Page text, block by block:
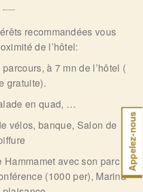
Appelez-nous
recommandées vous
de l’hôtel:
à 7 mn de l’hôtel (
gratuite).
en quad, …
vélos, banque, Salon de
Hammamet avec son parc
(1000 per), Marina-